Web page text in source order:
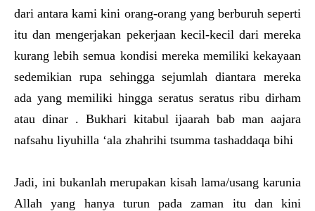
dari antara kami kini orang-orang yang berburuh seperti
itu dan mengerjakan pekerjaan kecil-kecil dari mereka
kurang lebih semua kondisi mereka memiliki kekayaan
sedemikian rupa sehingga sejumlah diantara mereka
ada yang memiliki hingga seratus seratus ribu dirham
atau dinar . Bukhari kitabul ijaarah bab man aajara
nafsahu liyuhilla ‘ala zhahrihi tsumma tashaddaqa bihi
Jadi, ini bukanlah merupakan kisah lama/usang karunia
Allah yang hanya turun pada zaman itu dan kini